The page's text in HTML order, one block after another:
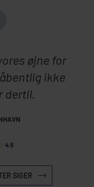
øjne for
ikke
dertil.
4.5
SIGER